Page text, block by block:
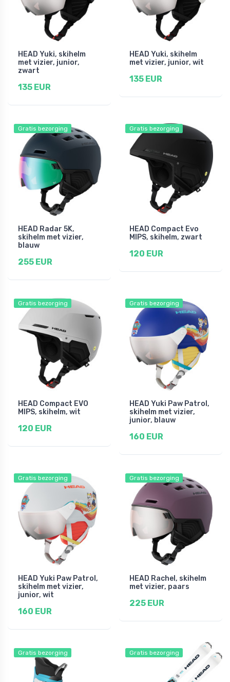
HEAD Yuki, skihelm
met vizier, junior,
zwart
135 EUR
HEAD Yuki, skihelm
met vizier, junior, wit
135 EUR
Gratis bezorging
HEAD Radar 5K,
skihelm met vizier,
blauw
255 EUR
Gratis bezorging
HEAD Compact Evo
MIPS, skihelm, zwart
120 EUR
Gratis bezorging
HEAD Compact EVO
MIPS, skihelm, wit
120 EUR
Gratis bezorging
HEAD Yuki Paw Patrol,
skihelm met vizier,
junior, blauw
160 EUR
Gratis bezorging
HEAD Yuki Paw Patrol,
skihelm met vizier,
junior, wit
160 EUR
Gratis bezorging
HEAD Rachel, skihelm
met vizier, paars
225 EUR
Gratis bezorging Gratis bezorging